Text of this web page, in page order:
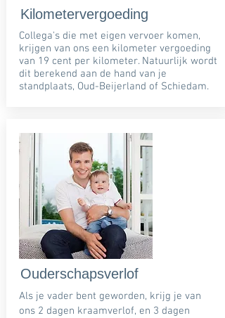
Kilometervergoeding
Collega's die met eigen vervoer komen,
krijgen van ons een kilometer vergoeding
van 19 cent per kilometer. Natuurlijk wordt
dit berekend aan de hand van je
standplaats, Oud-Beijerland of Schiedam.
Ouderschapsverlof
Als je vader bent geworden, krijg je van
ons 2 dagen kraamverlof, en 3 dagen